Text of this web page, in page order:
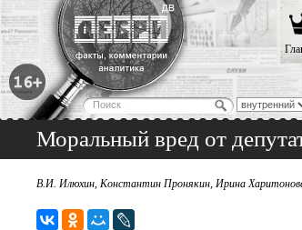
Моральный вред от
В.И. Илюхин, Константин Пронякин, Ирина